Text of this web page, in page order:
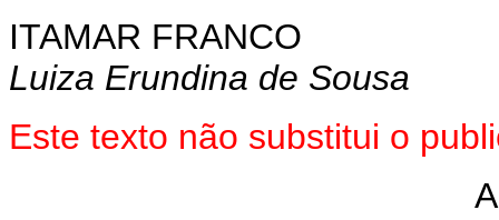
ITAMAR FRANCO
Luiza Erundina de Sousa
Este texto não substitui o